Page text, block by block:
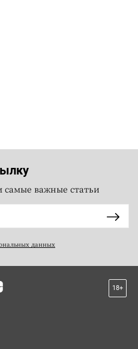
важные статьи
данных
18+